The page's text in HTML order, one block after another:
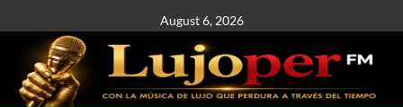
August 6, 2026